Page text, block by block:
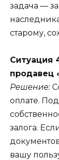
задача —
старому,
Ситуация
продавец
Решение:
оплате.
залога.
вашу